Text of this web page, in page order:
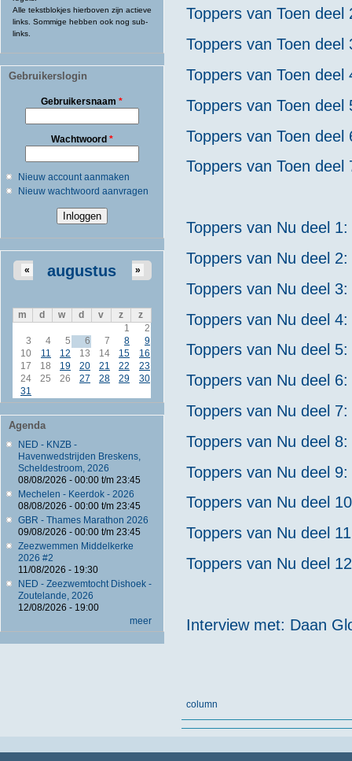
Alle tekstblokjes hierboven zijn actieve
links. Sommige hebben ook nog sub-
links.
Gebruikerslogin
Gebruikersnaam*
Wachtwoord *
Nieuw account aanmaken
Nieuw wachtwoord aanvragen
augustus
« »
m d w d v z
z
1
2
3
4 5 6 7 8
9
10
11 12 13 14 15
16
17
18 19 20 21 22
23
24
25 26 27 28 29
30
31
Agenda
NED - KNZB -
Havenwedstrijden Breskens,
Scheldestroom, 2026
08/08/2026 - 00:00t/m 23:45
Mechelen - Keerdok - 2026
08/08/2026 - 00:00t/m 23:45
GBR - Thames Marathon 2026
09/08/2026 - 00:00t/m 23:45
Zeezwemmen Middelkerke
2026 #2
11/08/2026 - 19:30
NED - Zeezwemtocht Dishoek -
Zoutelande, 2026
12/08/2026 - 19:00
meer
Toppers van Toen
Toppers van Toen
Toppers van Toen deel
Toppers van Toen deel
Toppers van Toen
Toppers van Toen
Toppers van Nu deel
Toppers van Nu deel
Toppers van Nu deel
Toppers van Nu deel
Toppers van Nu deel
Toppers van Nu deel
Toppers van Nu deel
Toppers van Nu deel
Toppers van Nu deel
Toppers van Nu deel
Toppers van Nu deel
Toppers van Nu deel
Interview met: Daan
column